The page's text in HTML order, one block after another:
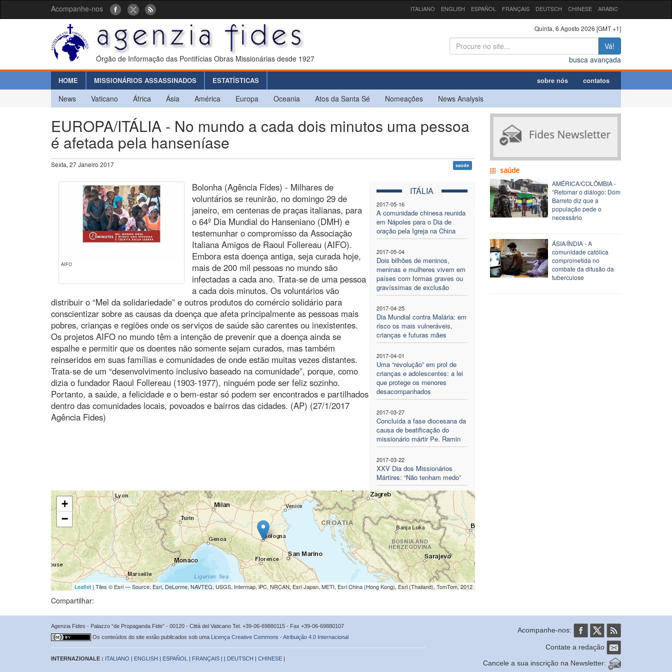
Acompanhe-nos ITALIANO ENGLISH ESPAÑOL FRANÇAIS DEUTSCH CHINESE ARABIC
Órgão de Informação das Pontifícias Obras Missionárias desde 1927
Quinta, 6 Agosto 2026 [GMT +1]
Vá!
busca avançada
HOME MISSIONÁRIOS ASSASSINADOS ESTATÍSTICAS sobre nós contatos
News Vaticano África Ásia América Europa Oceania Atos da Santa Sé Nomeações News Analysis
EUROPA/ITÁLIA - No mundo a cada dois minutos uma pessoa
é afetada pela hanseníase
Sexta, 27 Janeiro 2017 saúde
AIFO
ITÁLIA
2017-05-16
A comunidade chinesa reunida
em Nápoles para o Dia de
oração pela Igreja na China
2017-05-04
Dois bilhões de meninos,
meninas e mulheres vivem em
países com formas graves ou
gravíssimas de exclusão
2017-04-25
Dia Mundial contra Malária: em
risco os mais vulneráveis,
crianças e futuras mães
2017-04-01
Uma “revolução” em prol de
crianças e adolescentes: a lei
que protege os menores
desacompanhados
2017-03-27
Concluída a fase diocesana da
causa de beatificação do
missionário mártir Pe. Ramin
2017-03-22
XXV Dia dos Missionários
Mártires: “Não tenham medo”
Bolonha (Agência Fides) - Milhares de
voluntários se reunirão, no domingo 29 de
janeiro, em centenas de praças italianas, para
o 64º Dia Mundial do Hanseniano (DMH) e
testemunhar o compromisso da Associação
Italiana Amigos de Raoul Follereau (AIFO).
Embora esta doença antiga, seja curada hoje,
mais de 200 mil pessoas no mundo são
infectadas a cada ano. Trata-se de uma pessoa
a cada dois minutos. Os voluntários vão
distribuir o “Mel da solidariedade” e outros produtos do comércio solidário para
conscientizar sobre as causas da doença que afeta principalmente as pessoas mais
pobres, crianças e regiões onde os serviços de saúde são carentes ou inexistentes.
Os projetos AIFO no mundo têm a intenção de prevenir que a doença ainda se
espalhe e permitir que os doentes não somente sejam curados, mas também
reinseridos em suas famílias e comunidades de onde estão muitas vezes distantes.
Trata-se de um “desenvolvimento inclusivo baseado na comunidade”, porque, como
dizia o fundador Raoul Follereau (1903-1977), ninguém pode ser feliz sozinho.
Portanto, a saúde, a felicidade e o bem-estar só podem ser encontrados e partilhados
dentro das comunidades locais, povoados e bairros das cidades. (AP) (27/1/2017
Agência Fides)
+
−
Leaflet| Tiles © Esri — Source: Esri, DeLorme, NAVTEQ, USGS, Intermap, iPC, NRCAN, Esri Japan, METI, Esri China (Hong Kong), Esri (Thailand), TomTom, 2012
Compartilhar:
saúde
AMÉRICA/COLÔMBIA -
“Retomar o diálogo: Dom
Barreto diz que a
população pede o
necessário
ÁSIA/ÍNDIA - A
comunidade católica
comprometida no
combate da difusão da
tuberculose
Agenzia Fides - Palazzo “de Propaganda Fide” - 00120 - Città del Vaticano Tel. +39-06-69880115 - Fax +39-06-69880107
Os conteúdos do site estão publicados sob uma Licença Creative Commons - Atribuição 4.0 Internacional
INTERNAZIONALE : ITALIANO | ENGLISH | ESPAÑOL | FRANÇAIS | | DEUTSCH | CHINESE |
Acompanhe-nos:
Contate a redação
Cancele a sua inscrição na Newsletter: